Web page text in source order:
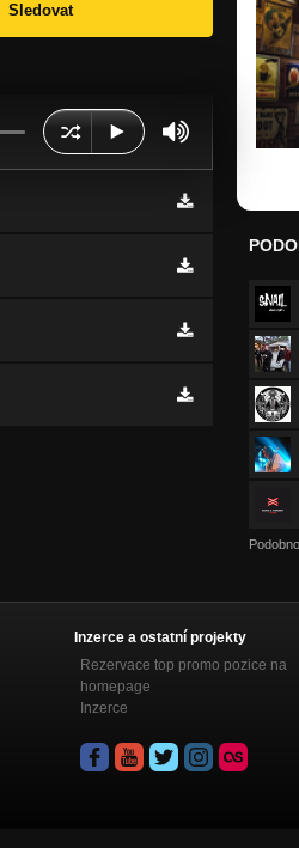
Sledovat
Inzerce a ostatní projekty
Rezervace top promo pozice na
homepage
Inzerce